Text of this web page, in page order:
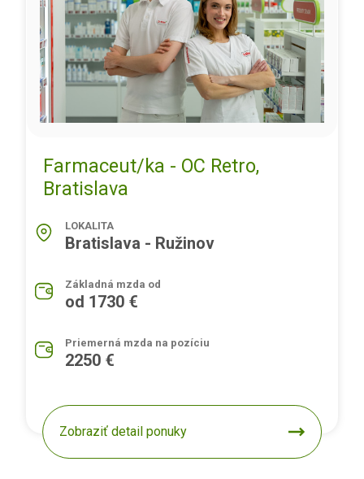
Farmaceut/ka - OC Retro,
Bratislava
LOKALITA
Bratislava - Ružinov
Základná mzda od
od 1730 €
Priemerná mzda na pozíciu
2250 €
Zobraziť detail ponuky